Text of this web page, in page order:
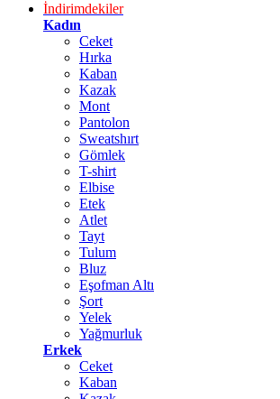
İndirimdekiler
Kadın
Ceket
Hırka
Kaban
Kazak
Mont
Pantolon
Sweatshırt
Gömlek
T-shirt
Elbise
Etek
Atlet
Tayt
Tulum
Bluz
Eşofman Altı
Şort
Yelek
Yağmurluk
Erkek
Ceket
Kaban